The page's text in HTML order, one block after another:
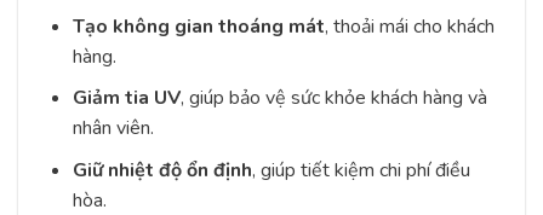
Tạo không gian thoáng mát, thoải mái cho khách
hàng.
Giảm tia UV, giúp bảo vệ sức khỏe khách hàng và
nhân viên.
Giữ nhiệt độ ổn định, giúp tiết kiệm chi phí điều
hòa.